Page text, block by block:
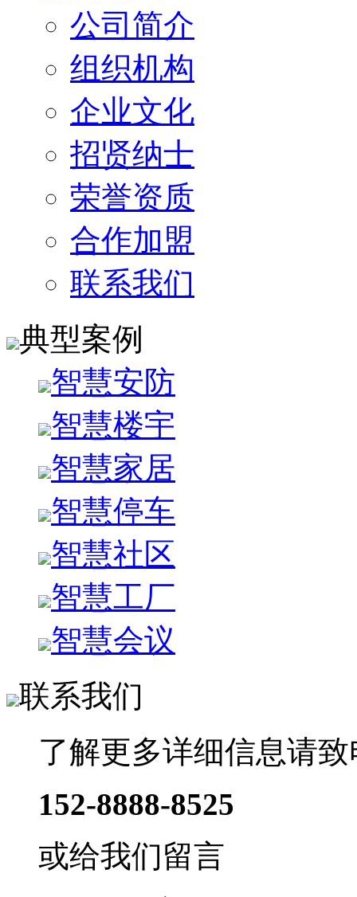
公司简介
组织机构
企业文化
招贤纳士
荣誉资质
合作加盟
联系我们
典型案例
智慧安防
智慧楼宇
智慧家居
智慧停车
智慧社区
智慧工厂
智慧会议
联系我们
了解更多详细信息请致
152-8888-8525
或给我们留言